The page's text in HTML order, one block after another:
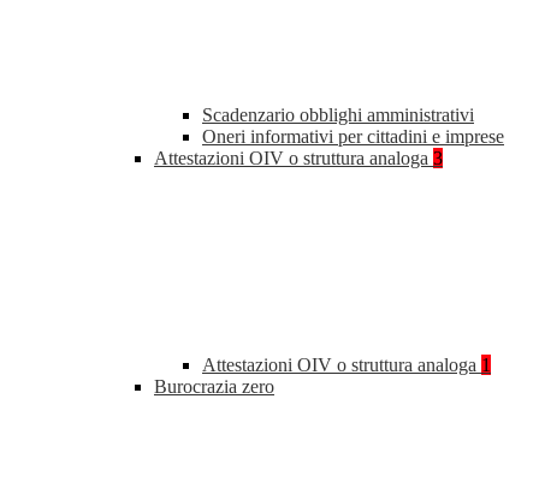
Scadenzario obblighi amministrativi
Oneri informativi per cittadini e imprese
Attestazioni OIV o struttura analoga 3
Attestazioni OIV o struttura analoga 1
Burocrazia zero